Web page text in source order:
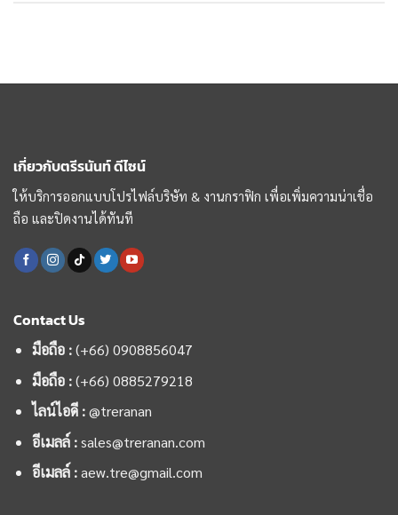
เกี่ยวกับตรีรนันท์ ดีไซน์
ให้บริการออกแบบโปรไฟล์บริษัท & งานกราฟิก เพื่อเพิ่มความน่าเชื่อ
ถือ และปิดงานได้ทันที
Contact Us
มือถือ :(+66) 0908856047
มือถือ : (+66) 0885279218
ไลน์ไอดี :@treranan
อีเมลล์ :sales@treranan.com
อีเมลล์ :aew.tre@gmail.com